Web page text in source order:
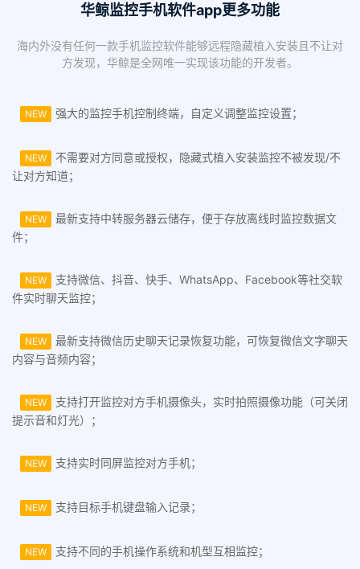
华鲸监控手机软件app更多功能
海内外没有任何一款手机监控软件能够远程隐藏植入安装且不让对
方发现，华鲸是全网唯一实现该功能的开发者。
NEW 强大的监控手机控制终端，自定义调整监控设置；
NEW
不需要对方同意或授权，隐藏式植入安装监控不被发现/不
让对方知道；
NEW
最新支持中转服务器云储存，便于存放离线时监控数据文
件；
NEW
支持微信、抖音、快手、WhatsApp、Facebook等社交软
件实时聊天监控；
NEW
最新支持微信历史聊天记录恢复功能，可恢复微信文字聊天
内容与音频内容；
NEW
支持打开监控对方手机摄像头，实时拍照摄像功能（可关闭
提示音和灯光）；
NEW 支持实时同屏监控对方手机；
NEW 支持目标手机键盘输入记录；
NEW 支持不同的手机操作系统和机型互相监控；